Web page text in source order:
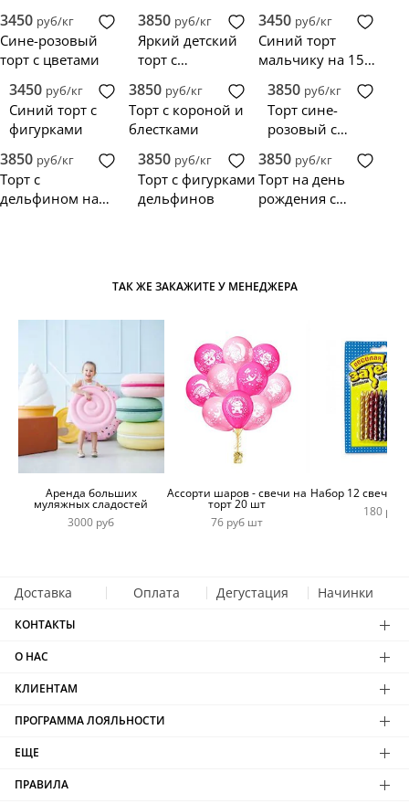
пряников
мазками
3450 руб/кг
Сине-розовый
торт с цветами
3850 руб/кг
Яркий детский
торт с
3450 руб/кг
Синий торт
мальчику на 15
3450 руб/кг
Синий торт с
фигурками
3850 руб/кг
Торт с короной и
блестками
3850 руб/кг
Торт сине-
розовый с
3850 руб/кг
Торт с
дельфином на
3850 руб/кг
Торт с фигурками
дельфинов
3850 руб/кг
Торт на день
рождения с
ТАК ЖЕ ЗАКАЖИТЕ У МЕНЕДЖЕРА
Аренда больших
муляжных сладостей
3000 руб
Ассорти шаров - свечи на
торт 20 шт
76 руб шт
Набор 12 свечей
180 руб
Доставка Оплата Дегустация Начинки
КОНТАКТЫ
О НАС
КЛИЕНТАМ
ПРОГРАММА ЛОЯЛЬНОСТИ
ЕЩЕ
ПРАВИЛА